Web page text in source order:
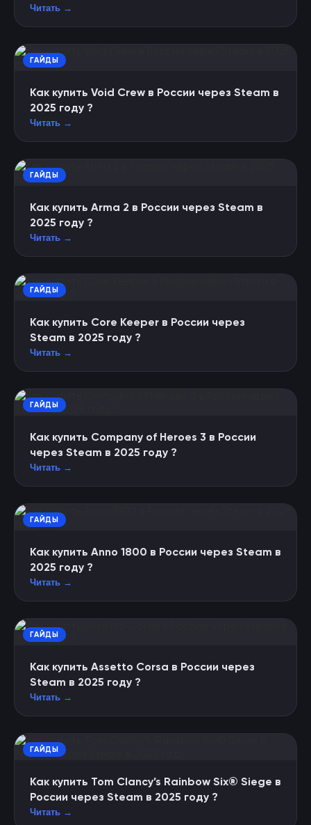
Читать →
ГАЙДЫ
Как купить Void Crew в России через Steam в
2025 году ?
Читать →
ГАЙДЫ
Как купить Arma 2 в России через Steam в
2025 году ?
Читать →
ГАЙДЫ
Как купить Core Keeper в России через
Steam в 2025 году ?
Читать →
ГАЙДЫ
Как купить Company of Heroes 3 в России
через Steam в 2025 году ?
Читать →
ГАЙДЫ
Как купить Anno 1800 в России через Steam в
2025 году ?
Читать →
ГАЙДЫ
Как купить Assetto Corsa в России через
Steam в 2025 году ?
Читать →
ГАЙДЫ
Как купить Tom Clancy’s Rainbow Six® Siege в
России через Steam в 2025 году ?
Читать →